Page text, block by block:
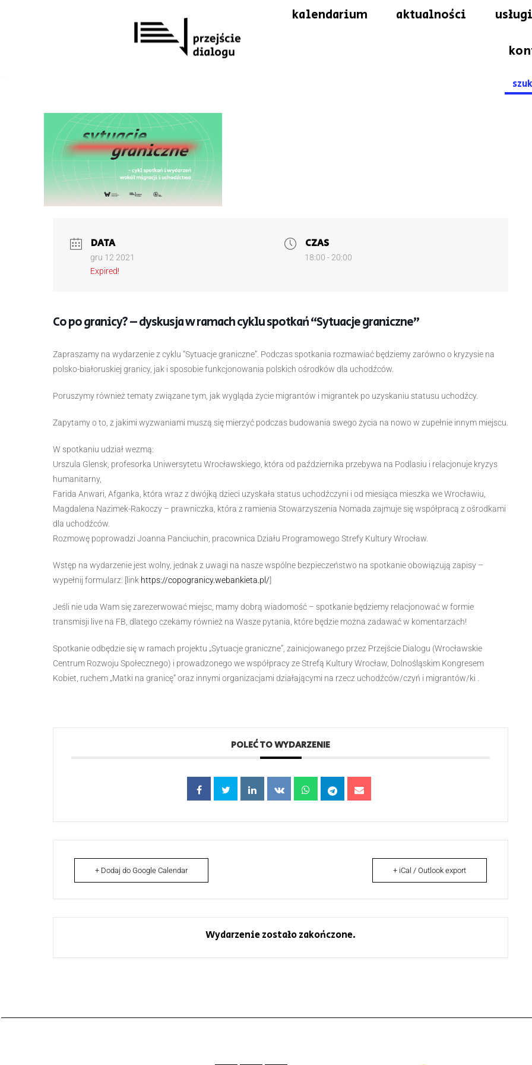
kalendarium aktualności
for:
DATA
gru 12 2021
Expired!
CZAS
18:00 - 20:00
Co po granicy? – dyskusja w ramach cyklu spotkań “Sytuacje graniczne”
Zapraszamy na wydarzenie z cyklu “Sytuacje graniczne”. Podczas spotkania rozmawiać będziemy zarówno o kryzysie na
polsko-białoruskiej granicy, jak i sposobie funkcjonowania polskich ośrodków dla uchodźców.
Poruszymy również tematy związane tym, jak wygląda życie migrantów i migrantek po uzyskaniu statusu uchodźcy.
Zapytamy o to, z jakimi wyzwaniami muszą się mierzyć podczas budowania swego życia na nowo w zupełnie innym miejscu.
W spotkaniu udział wezmą:
Urszula Glensk, profesorka Uniwersytetu Wrocławskiego, która od października przebywa na Podlasiu i relacjonuje kryzys
humanitarny,
Farida Anwari, Afganka, która wraz z dwójką dzieci uzyskała status uchodźczyni i od miesiąca mieszka we Wrocławiu,
Magdalena Nazimek-Rakoczy – prawniczka, która z ramienia Stowarzyszenia Nomada zajmuje się współpracą z ośrodkami
dla uchodźców.
Rozmowę poprowadzi Joanna Panciuchin, pracownica Działu Programowego Strefy Kultury Wrocław.
Wstęp na wydarzenie jest wolny, jednak z uwagi na nasze wspólne bezpieczeństwo na spotkanie obowiązują zapisy –
wypełnij formularz: [link https://copogranicy.webankieta.pl/]
Jeśli nie uda Wam się zarezerwować miejsc, mamy dobrą wiadomość – spotkanie będziemy relacjonować w formie
transmisji live na FB, dlatego czekamy również na Wasze pytania, które będzie można zadawać w komentarzach!
Spotkanie odbędzie się w ramach projektu „Sytuacje graniczne”, zainicjowanego przez Przejście Dialogu (Wrocławskie
Centrum Rozwoju Społecznego) i prowadzonego we współpracy ze Strefą Kultury Wrocław, Dolnośląskim Kongresem
Kobiet, ruchem „Matki na granicę” oraz innymi organizacjami działającymi na rzecz uchodźców/czyń i migrantów/ki .
POLEĆ TO WYDARZENIE
+ Dodaj do Google Calendar + iCal / Outlook export
Wydarzenie zostało zakończone.